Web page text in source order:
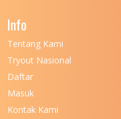
Info
Tentang Kami
Tryout Nasional
Daftar
Masuk
Kontak Kami